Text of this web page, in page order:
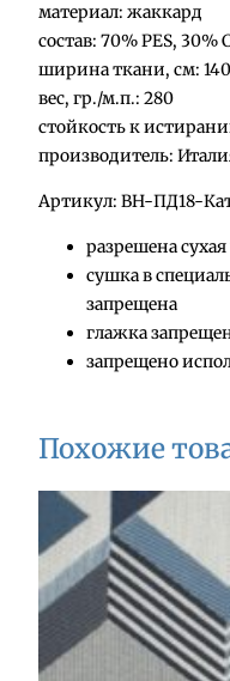
материал: жаккард
состав: 70% PES, 30%
ширина ткани, см:
вес, гр./м.п.: 280
стойкость к
производитель:
Артикул: BH-ПД18-
разрешена
сушка в
запрещена
глажка
запрещено
Похожие